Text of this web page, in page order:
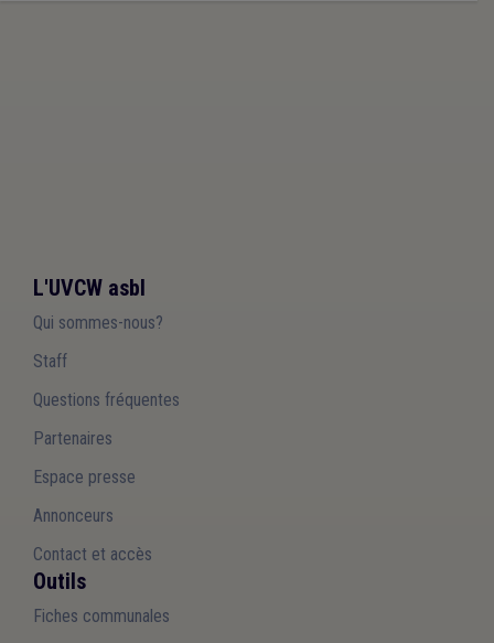
L'UVCW asbl
Qui sommes-nous?
Staff
Questions fréquentes
Partenaires
Espace presse
Annonceurs
Contact et accès
Outils
Fiches communales